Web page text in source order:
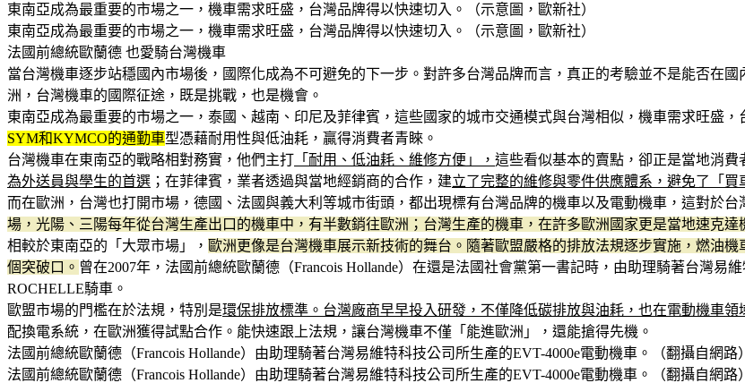
東南亞成為最重要的市場之一，機車需求旺盛，台灣品牌得以快速切入。（示意圖，歐新社）
東南亞成為最重要的市場之一，機車需求旺盛，台灣品牌得以快速切入。（示意圖，歐新社）
法國前總統歐蘭德 也愛騎台灣機車
當台灣機車逐步站穩國內市場後，國際化成為不可避免的下一步。對許多台灣品牌而言，真正的考驗並不是能否在
洲，台灣機車的國際征途，既是挑戰，也是機會。
東南亞成為最重要的市場之一，泰國、越南、印尼及菲律賓，這些國家的城市交通模式與台灣相似，機車需求旺盛
SYM和KYMCO的通勤車型憑藉耐用性與低油耗，贏得消費者青睞。
台灣機車在東南亞的戰略相對務實，他們主打 「耐用、低油耗、維修方便」， 這些看似基本的賣點，卻正是當地消費
為外送員與學生的首選 ；在菲律賓，業者透過與當地經銷商的合作，建立了完整的維修與零件供應體系，避免了「買
而在歐洲，台灣也打開市場，德國、法國與義大利等城市街頭，都出現標有台灣品牌的機車以及電動機車，這對於台
場，光陽、三陽每年從台灣生產出口的機車中，有半數銷往歐洲；台灣生產的機車，在許多歐洲國家更是當地速克達
相較於東南亞的「大眾市場」， 歐洲更像是台灣機車展示新技術的舞台。隨著歐盟嚴格的排放法規逐步實施，燃油
個突破口。 曾在2007年，法國前總統歐蘭德（Francois Hollande）在還是法國社會黨第一書記時，由助理騎著台灣易
ROCHELLE騎車。
歐盟市場的門檻在於法規，特別是環保排放標準。台灣廠商早早投入研發，不僅降低碳排放與油耗，也在電動機車領
配換電系統，在歐洲獲得試點合作。能快速跟上法規，讓台灣機車不僅「能進歐洲」，還能搶得先機。
法國前總統歐蘭德（Francois Hollande）由助理騎著台灣易維特科技公司所生產的EVT-4000e電動機車。（翻攝自網路）
法國前總統歐蘭德（Francois Hollande）由助理騎著台灣易維特科技公司所生產的EVT-4000e電動機車。（翻攝自網路）